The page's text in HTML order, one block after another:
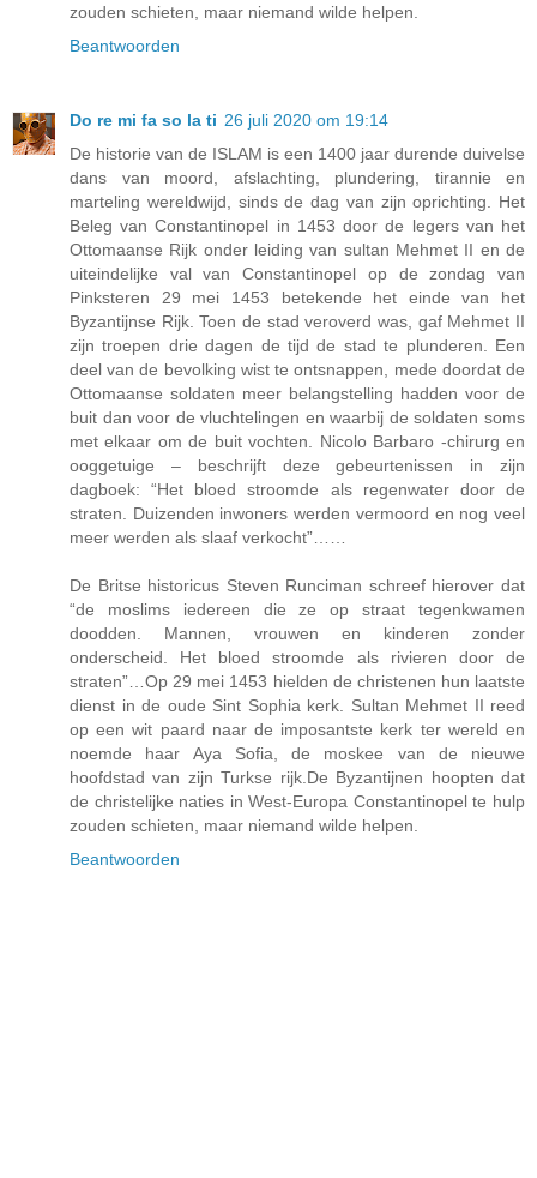
zouden schieten, maar niemand wilde helpen.
Beantwoorden
Do re mi fa so la ti 26 juli 2020 om 19:14
De historie van de ISLAM is een 1400 jaar durende duivelse
dans van moord, afslachting, plundering, tirannie en
marteling wereldwijd, sinds de dag van zijn oprichting. Het
Beleg van Constantinopel in 1453 door de legers van het
Ottomaanse Rijk onder leiding van sultan Mehmet II en de
uiteindelijke val van Constantinopel op de zondag van
Pinksteren 29 mei 1453 betekende het einde van het
Byzantijnse Rijk. Toen de stad veroverd was, gaf Mehmet II
zijn troepen drie dagen de tijd de stad te plunderen. Een
deel van de bevolking wist te ontsnappen, mede doordat de
Ottomaanse soldaten meer belangstelling hadden voor de
buit dan voor de vluchtelingen en waarbij de soldaten soms
met elkaar om de buit vochten. Nicolo Barbaro -chirurg en
ooggetuige – beschrijft deze gebeurtenissen in zijn
dagboek: “Het bloed stroomde als regenwater door de
straten. Duizenden inwoners werden vermoord en nog veel
meer werden als slaaf verkocht”……
De Britse historicus Steven Runciman schreef hierover dat
“de moslims iedereen die ze op straat tegenkwamen
doodden. Mannen, vrouwen en kinderen zonder
onderscheid. Het bloed stroomde als rivieren door de
straten”…Op 29 mei 1453 hielden de christenen hun laatste
dienst in de oude Sint Sophia kerk. Sultan Mehmet II reed
op een wit paard naar de imposantste kerk ter wereld en
noemde haar Aya Sofia, de moskee van de nieuwe
hoofdstad van zijn Turkse rijk.De Byzantijnen hoopten dat
de christelijke naties in West-Europa Constantinopel te hulp
zouden schieten, maar niemand wilde helpen.
Beantwoorden